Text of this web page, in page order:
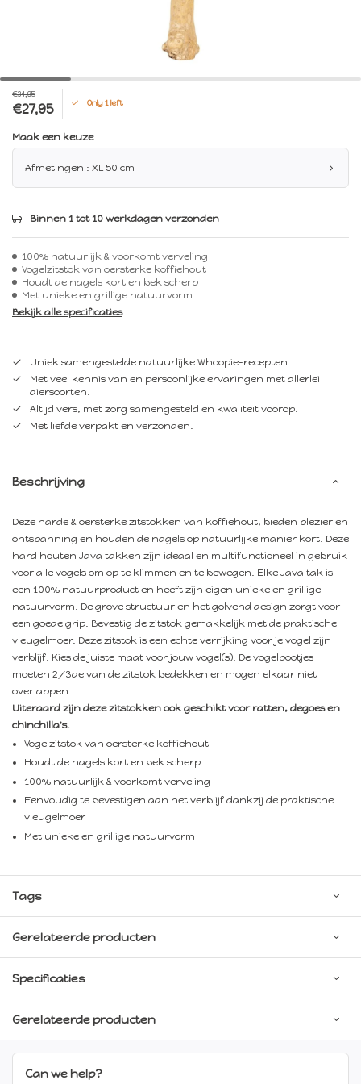
€34,95
€27,95 Only 1 left
Maak een keuze
Afmetingen : XL 50 cm
Binnen 1 tot 10 werkdagen verzonden
100% natuurlijk & voorkomt verveling
Vogelzitstok van oersterke koffiehout
Houdt de nagels kort en bek scherp
Met unieke en grillige natuurvorm
Bekijk alle specificaties
Uniek samengestelde natuurlijke Whoopie-recepten.
Met veel kennis van en persoonlijke ervaringen met allerlei
diersoorten.
Altijd vers, met zorg samengesteld en kwaliteit voorop.
Met liefde verpakt en verzonden.
Beschrijving
Deze harde & oersterke zitstokken van koffiehout, bieden plezier en
ontspanning en houden de nagels op natuurlijke manier kort. Deze
hard houten Java takken zijn ideaal en multifunctioneel in gebruik
voor alle vogels om op te klimmen en te bewegen. Elke Java tak is
een 100% natuurproduct en heeft zijn eigen unieke en grillige
natuurvorm. De grove structuur en het golvend design zorgt voor
een goede grip. Bevestig de zitstok gemakkelijk met de praktische
vleugelmoer. Deze zitstok is een echte verrijking voor je vogel zijn
verblijf. Kies de juiste maat voor jouw vogel(s). De vogelpootjes
moeten 2/3de van de zitstok bedekken en mogen elkaar niet
overlappen.
Uiteraard zijn deze zitstokken ook geschikt voor ratten, degoes en
chinchilla's.
Vogelzitstok van oersterke koffiehout
Houdt de nagels kort en bek scherp
100% natuurlijk & voorkomt verveling
Eenvoudig te bevestigen aan het verblijf dankzij de praktische
vleugelmoer
Met unieke en grillige natuurvorm
Tags
Gerelateerde producten
Specificaties
Gerelateerde producten
Can we help?